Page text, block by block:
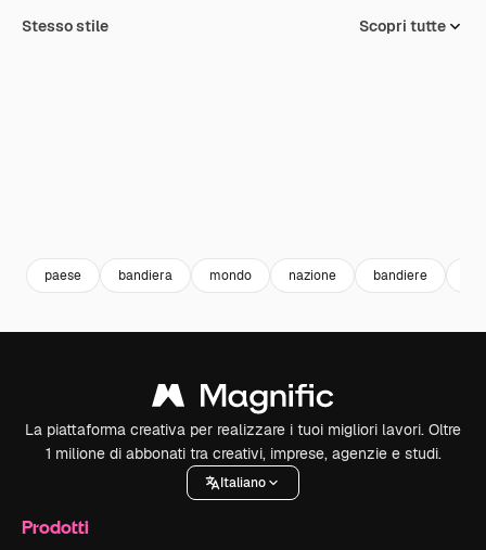
Stesso stile Scopri tutte
paese bandiera mondo nazione bandiere
La piattaforma creativa per realizzare i tuoi migliori lavori. Oltre
1 milione di abbonati tra creativi, imprese, agenzie e studi.
Italiano
Prodotti